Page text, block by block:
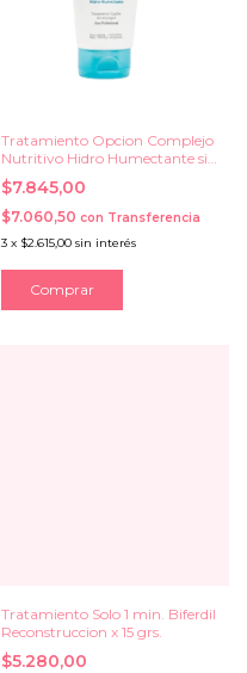
Tratamiento Opcion Complejo
Nutritivo Hidro Humectante sin
Enjuague x 100 g.
$7.845,00
$7.060,50 con Transferencia
3 x $2.615,00 sin interés
Tratamiento Solo 1 min. Biferdil
Reconstruccion x 15 grs.
$5.280,00